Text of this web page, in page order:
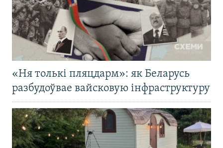
«Ня толькі пляцдарм»: як Беларусь
разбудоўвае вайсковую інфраструктуру